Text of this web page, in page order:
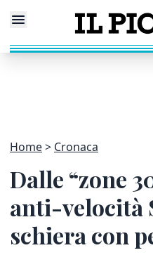
Home Cronaca
Dalle “zone
anti-velocità
schiera con